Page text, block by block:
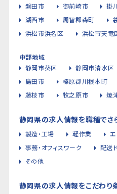
磐田市
御前崎市 掛
湖西市
周智郡森町
浜松市浜名区
浜松市天竜
中部地域
静岡市葵区
静岡市清水区
島田市
榛原郡川根本町
藤枝市
牧之原市 焼
静岡県の求人情報を職種でさ
製造・工場 軽作業
事務・オフィスワーク
配送
その他
静岡県の求人情報をこだわり